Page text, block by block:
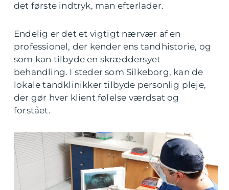
det første indtryk, man efterlader.
Endelig er det et vigtigt nærvær af en
professionel, der kender ens tandhistorie, og
som kan tilbyde en skræddersyet
behandling. I steder som Silkeborg, kan de
lokale tandklinikker tilbyde personlig pleje,
der gør hver klient følelse værdsat og
forstået.